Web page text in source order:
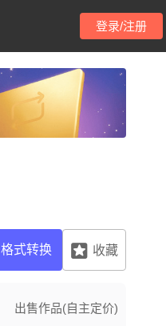
登录/注册
格式转换 收藏
出售作品(自主定价)